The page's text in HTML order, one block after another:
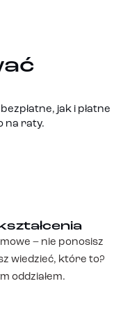
jak i płatne
na raty.
– nie ponosisz
wiedzieć, które to?
oddziałem.